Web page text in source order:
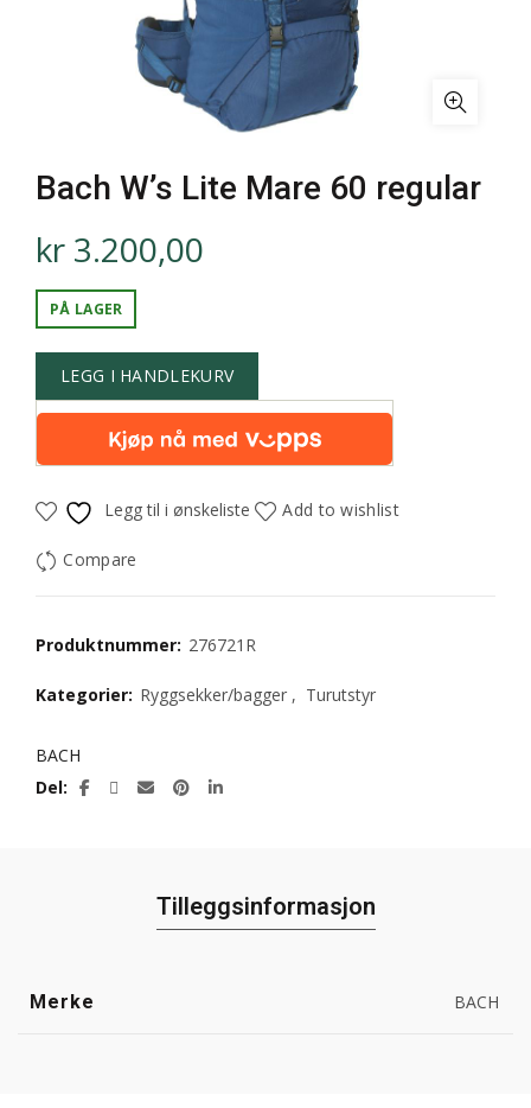
Bach W’s Lite Mare 60 regular
kr 3.200,00
PÅ LAGER
LEGG I HANDLEKURV
Legg til i ønskeliste Add to wishlist
Compare
Produktnummer: 276721R
Kategorier: Ryggsekker/bagger , Turutstyr
BACH
Del
Tilleggsinformasjon
Merke BACH